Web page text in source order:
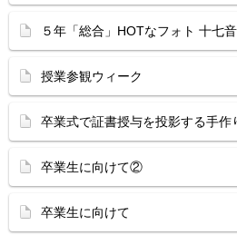
５年「総合」HOTなフォト 十七音
授業参観ウィーク
卒業式で証書授与を投影する手作
卒業生に向けて②
卒業生に向けて